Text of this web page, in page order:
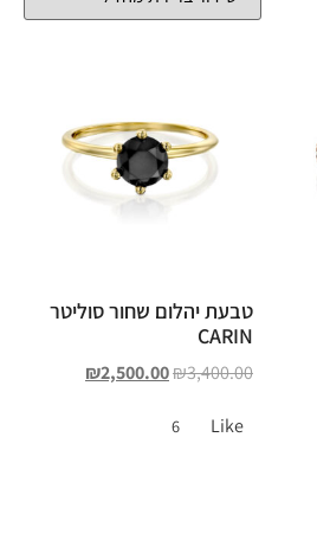
טבעת יהלום שחור סוליטר
CARIN
₪3,400.00
₪2,500.00
Like
6